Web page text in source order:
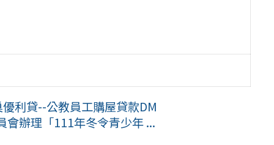
利貸--公教員工購屋貸款DM
會辦理「111年冬令青少年 ...